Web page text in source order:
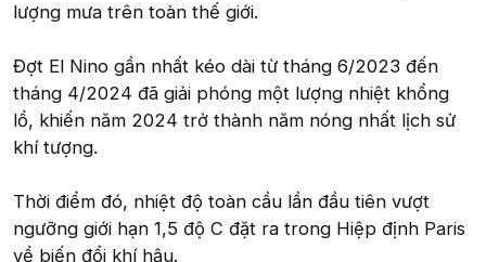
lượng mưa trên toàn thế giới.
Đợt El Nino gần nhất kéo dài từ tháng 6/2023 đến
tháng 4/2024 đã giải phóng một lượng nhiệt khổng
lồ, khiến năm 2024 trở thành năm nóng nhất lịch sử
khí tượng.
Thời điểm đó, nhiệt độ toàn cầu lần đầu tiên vượt
ngưỡng giới hạn 1,5 độ C đặt ra trong Hiệp định Paris
về biến đổi khí hậu.